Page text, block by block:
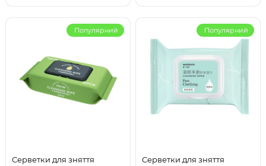
Популярний
Серветки для зняття
Популярний
Серветки для зняття